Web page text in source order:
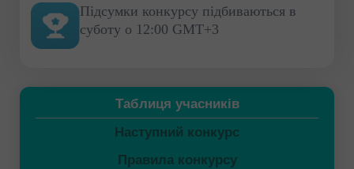
Підсумки конкурсу підбиваються в
суботу о 12:00 GMT+3
Таблиця учасників
Наступний конкурс
Правила конкурсу